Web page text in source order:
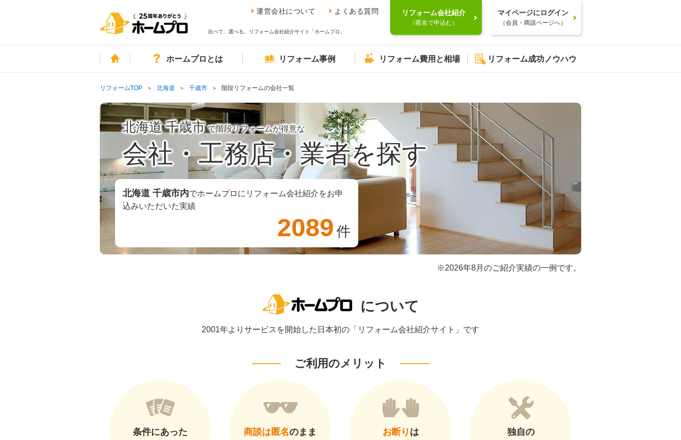
運営会社について よくある質問
比べて、選べる。リフォーム会社紹介サイト「ホームプロ」
リフォーム会社紹介
（匿名で申込む）
マイページにログイン
（会員・商談ページへ）
ホームホームプロとは リフォーム事例 リフォーム費用と相場 リフォーム成功ノウハウ
リフォームTOP 北海道 千歳市 階段リフォームの会社一覧
北海道 千歳市 で階段リフォームが得意な
会社・工務店・業者を探す
北海道 千歳市内でホームプロにリフォーム会社紹介をお申
込みいただいた実績
2089 件
※2026年8月のご紹介実績の一例です。
について
2001年よりサービスを開始した日本初の「リフォーム会社紹介サイト」です
ご利用のメリット
条件にあった
商談は匿名のまま
お断り は
独自の